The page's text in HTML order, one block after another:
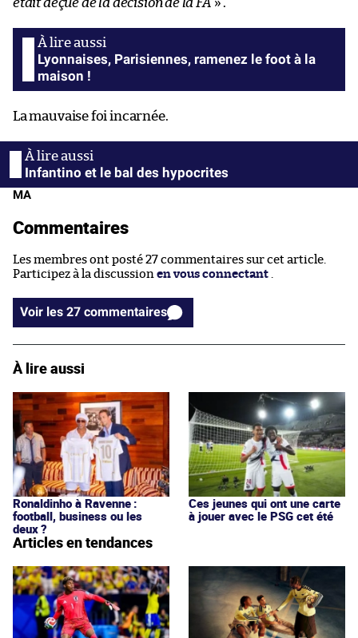
Lyonnaises, Parisiennes, ramenez le foot à la
maison !
La mauvaise foi incarnée.
Infantino et le bal des hypocrites
MA
Commentaires
Les membres ont posté 27 commentaires sur cet article.
Participez à la discussion en vous connectant
Voir les 27 commentaires
À lire aussi
Ronaldinho à Ravenne :
football, business ou les
deux ?
Ces jeunes qui ont une carte
à jouer avec le PSG cet été
Articles en tendances